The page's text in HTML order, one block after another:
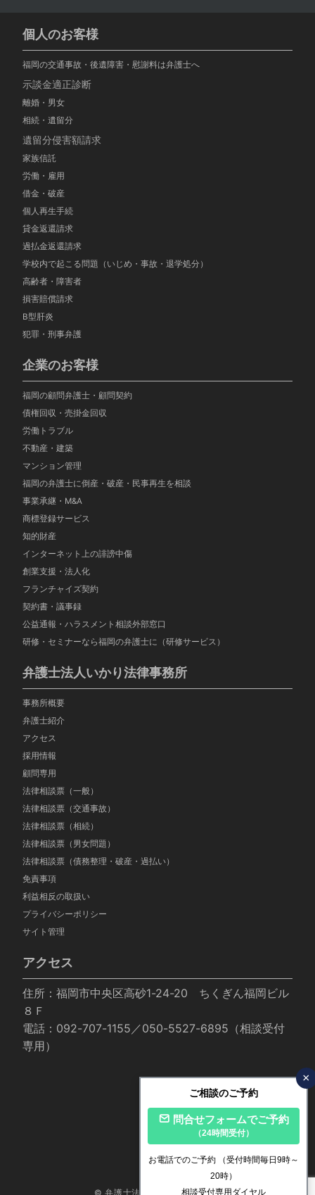
個人のお客様
福岡の交通事故・後遺障害・慰謝料は弁護士へ
示談金適正診断
離婚・男女
相続・遺留分
遺留分侵害額請求
家族信託
労働・雇用
借金・破産
個人再生手続
貸金返還請求
過払金返還請求
学校内で起こる問題（いじめ・事故・退学処分）
高齢者・障害者
損害賠償請求
B型肝炎
犯罪・刑事弁護
企業のお客様
福岡の顧問弁護士・顧問契約
債権回収・売掛金回収
労働トラブル
不動産・建築
マンション管理
福岡の弁護士に倒産・破産・民事再生を相談
事業承継・M&A
商標登録サービス
知的財産
インターネット上の誹謗中傷
創業支援・法人化
フランチャイズ契約
契約書・議事録
公益通報・ハラスメント相談外部窓口
研修・セミナーなら福岡の弁護士に（研修サービス）
弁護士法人いかり法律事務所
事務所概要
弁護士紹介
アクセス
採用情報
顧問専用
法律相談票（一般）
法律相談票（交通事故）
法律相談票（相続）
法律相談票（男女問題）
法律相談票（債務整理・破産・過払い）
免責事項
利益相反の取扱い
プライバシーポリシー
サイト管理
アクセス
住所：福岡市中央区高砂1-24-20 ちくぎん福岡ビル
８Ｆ
電話：092-707-1155／050-5527-6895（相談受付
専用）
ご相談のご予約
×
問合せフォームでご予約
（24時間受付）
お電話でのご予約
（受付時間毎日9時～
20時）
相談受付専用ダイヤル
© 弁護士法人いかり法律事務所